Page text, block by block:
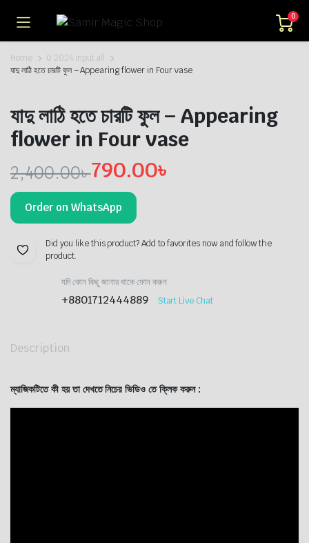
0
Home
0 2024 input all
যাদু লাঠি হতে চারটি ফুল – Appearing flower in Four vase
যাদু লাঠি হতে চারটি ফুল – Appearing
flower in Four vase
2,400.00৳
Original
price
was:
2,400.00৳ .
790.00৳
Current
price
is:
790.00৳ .
Order on WhatsApp
Did you like this product? Add to favorites now and follow the
product.
যদি কোন কিছু জানার থাকে ফোন করুন
+8801712444889 Start Live Chat
Description
ম্যাজিকটিতে কী হয় তা দেখতে নিচের ভিডিও তে ক্লিক করুন :